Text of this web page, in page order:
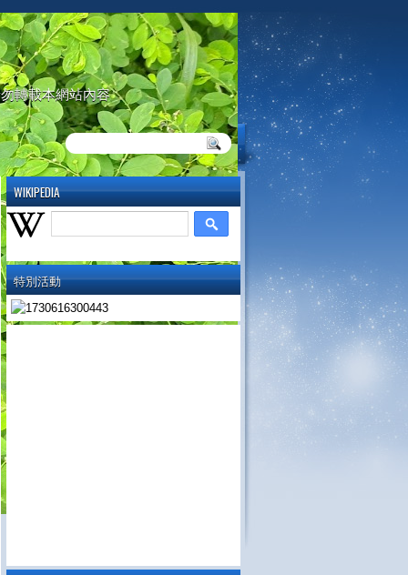
轉載本網站內容
WIKIPEDIA
特別活動